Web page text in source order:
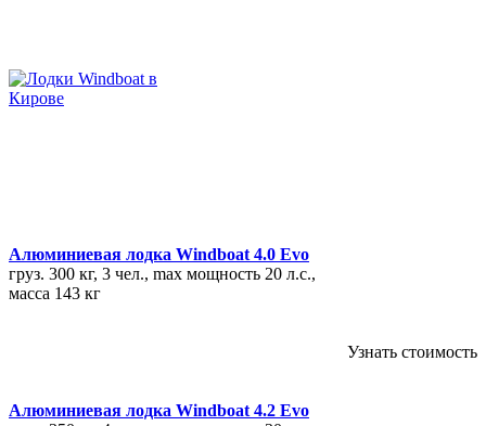
груз. 300 кг, 3 чел., max мощность 20 л.с.,
масса 143 кг
груз. 350 кг, 4 чел., max мощность 30 л.с.,